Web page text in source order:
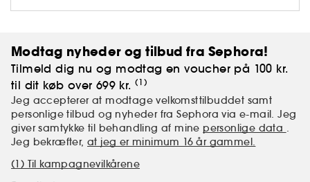
Modtag nyheder og tilbud fra Sephora!
Tilmeld dig nu og modtag en voucher på 100 kr.
til dit køb over 699 kr. (1)
Jeg accepterer at modtage velkomsttilbuddet samt
personlige tilbud og nyheder fra Sephora via e-mail. Jeg
giver samtykke til behandling af mine personlige data .
Jeg bekræfter,at jeg er minimum 16 år gammel.
(1) Til kampagnevilkårene